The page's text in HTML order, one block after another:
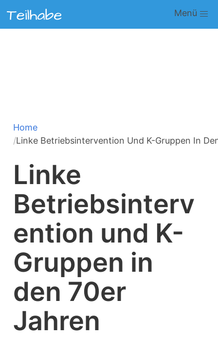
zum
Main
navigation
Pfadnavigation
Home
Linke Betriebsintervention Und K-Gruppen In
Linke
Betriebsinterv
ention und K-
Gruppen in
den 70er
Jahren